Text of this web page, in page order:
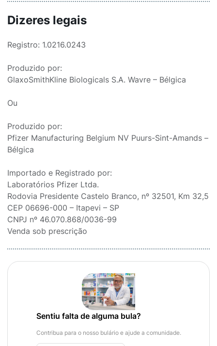
Dizeres legais
Registro: 1.0216.0243
Produzido por:
GlaxoSmithKline Biologicals S.A. Wavre – Bélgica
Ou
Produzido por:
Pfizer Manufacturing Belgium NV Puurs-Sint-Amands –
Bélgica
Importado e Registrado por:
Laboratórios Pfizer Ltda.
Rodovia Presidente Castelo Branco, nº 32501, Km 32,5
CEP 06696-000 – Itapevi – SP
CNPJ nº 46.070.868/0036-99
Venda sob prescrição
Sentiu falta de alguma bula?
Contribua para o nosso bulário e ajude a comunidade.